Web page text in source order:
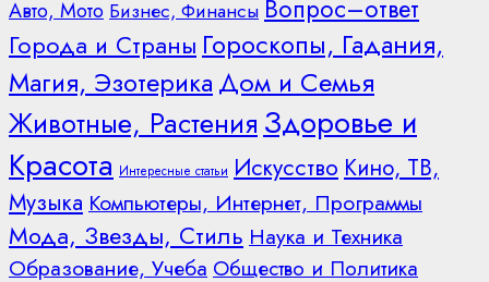
Авто, Мото Бизнес, Финансы Вопрос–ответ
Города и Страны Гороскопы, Гадания,
Магия, Эзотерика Дом и Семья
Животные, Растения Здоровье и
Красота Интересные статьи Искусство Кино, ТВ,
Музыка Компьютеры, Интернет, Программы
Мода, Звезды, Стиль Наука и Техника
Образование, Учеба Общество и Политика